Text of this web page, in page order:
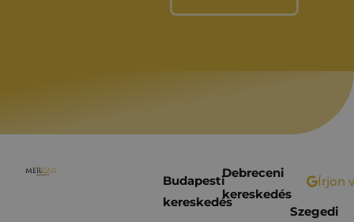
Budapesti
kereskedés
Debreceni
kereskedés
Írjon
Szegedi